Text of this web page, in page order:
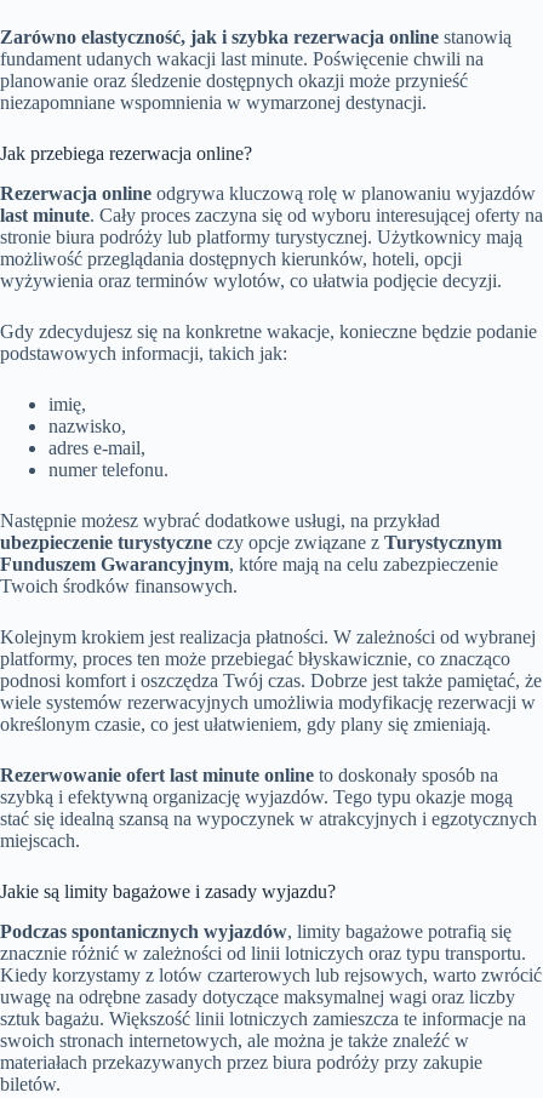
Zarówno elastyczność, jak i szybka rezerwacja online stanowią
fundament udanych wakacji last minute. Poświęcenie chwili na
planowanie oraz śledzenie dostępnych okazji może przynieść
niezapomniane wspomnienia w wymarzonej destynacji.
Jak przebiega rezerwacja online?
Rezerwacja online odgrywa kluczową rolę w planowaniu wyjazdów
last minute. Cały proces zaczyna się od wyboru interesującej oferty na
stronie biura podróży lub platformy turystycznej. Użytkownicy mają
możliwość przeglądania dostępnych kierunków, hoteli, opcji
wyżywienia oraz terminów wylotów, co ułatwia podjęcie decyzji.
Gdy zdecydujesz się na konkretne wakacje, konieczne będzie podanie
podstawowych informacji, takich jak:
imię,
nazwisko,
adres e-mail,
numer telefonu.
Następnie możesz wybrać dodatkowe usługi, na przykład
ubezpieczenie turystyczne czy opcje związane z Turystycznym
Funduszem Gwarancyjnym, które mają na celu zabezpieczenie
Twoich środków finansowych.
Kolejnym krokiem jest realizacja płatności. W zależności od wybranej
platformy, proces ten może przebiegać błyskawicznie, co znacząco
podnosi komfort i oszczędza Twój czas. Dobrze jest także pamiętać, że
wiele systemów rezerwacyjnych umożliwia modyfikację rezerwacji w
określonym czasie, co jest ułatwieniem, gdy plany się zmieniają.
Rezerwowanie ofert last minute online to doskonały sposób na
szybką i efektywną organizację wyjazdów. Tego typu okazje mogą
stać się idealną szansą na wypoczynek w atrakcyjnych i egzotycznych
miejscach.
Jakie są limity bagażowe i zasady wyjazdu?
Podczas spontanicznych wyjazdów, limity bagażowe potrafią się
znacznie różnić w zależności od linii lotniczych oraz typu transportu.
Kiedy korzystamy z lotów czarterowych lub rejsowych, warto zwrócić
uwagę na odrębne zasady dotyczące maksymalnej wagi oraz liczby
sztuk bagażu. Większość linii lotniczych zamieszcza te informacje na
swoich stronach internetowych, ale można je także znaleźć w
materiałach przekazywanych przez biura podróży przy zakupie
biletów.